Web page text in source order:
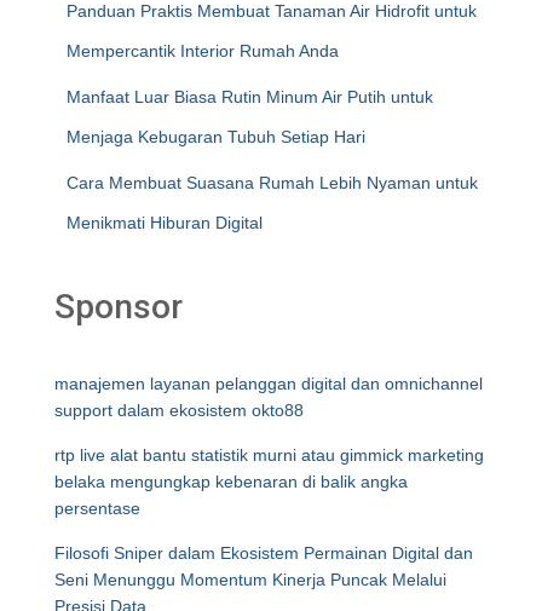
Panduan Praktis Membuat Tanaman Air Hidrofit untuk
Mempercantik Interior Rumah Anda
Manfaat Luar Biasa Rutin Minum Air Putih untuk
Menjaga Kebugaran Tubuh Setiap Hari
Cara Membuat Suasana Rumah Lebih Nyaman untuk
Menikmati Hiburan Digital
Sponsor
manajemen layanan pelanggan digital dan omnichannel
support dalam ekosistem okto88
rtp live alat bantu statistik murni atau gimmick marketing
belaka mengungkap kebenaran di balik angka
persentase
Filosofi Sniper dalam Ekosistem Permainan Digital dan
Seni Menunggu Momentum Kinerja Puncak Melalui
Presisi Data